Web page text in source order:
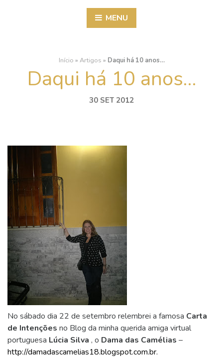
MENU
Início » Artigos » Daqui há 10 anos…
Daqui há 10 anos…
30 SET 2012
No sábado dia 22 de setembro relembrei a famosa Carta
de Intenções no Blog da minha querida amiga virtual
portuguesa Lúcia Silva , o Dama das Camélias –
http://damadascamelias18.blogspot.com.br.